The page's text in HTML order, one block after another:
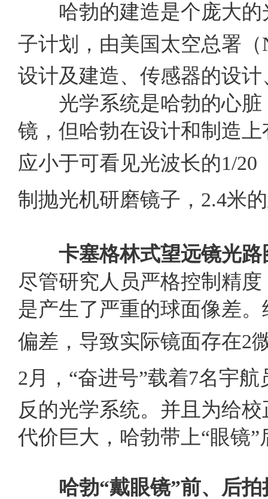
哈勃的建造是个庞大的
子计划，由美国太空总署（
设计及建造、传感器的设
光学系统是哈勃的心脏
镜，但哈勃在设计和制造
应小于可看见光波长的1/20
制抛光机研磨镜子， 2.4米
卡塞格林式望远镜光路
尽管研究人员严格控制精
是产生了严重的球面像差
偏差，导致实际镜面存在2
2月，“奋进号”载着7名宇航
反的光学系统。并且为给
代价巨大，哈勃带上“眼镜
哈勃“戴眼镜”前、后